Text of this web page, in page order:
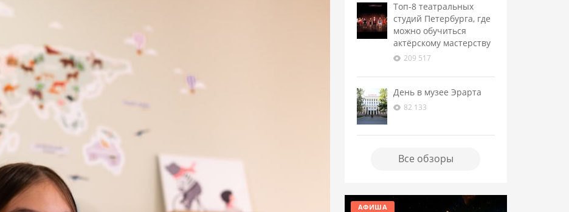
Топ-8 театральных
студий Петербурга, где
можно обучиться
актёрскому мастерству
209 517
День в музее Эрарта
82 133
Все обзоры
АФИША